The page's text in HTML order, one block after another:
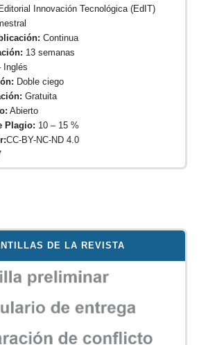
Editorial Innovación Tecnológica (EdIT)
Continua
13 semanas
Inglés
Doble ciego
Gratuita
Abierto
Plagio: 10 – 15 %
CC-BY-NC-ND 4.0
DE LA REVISTA